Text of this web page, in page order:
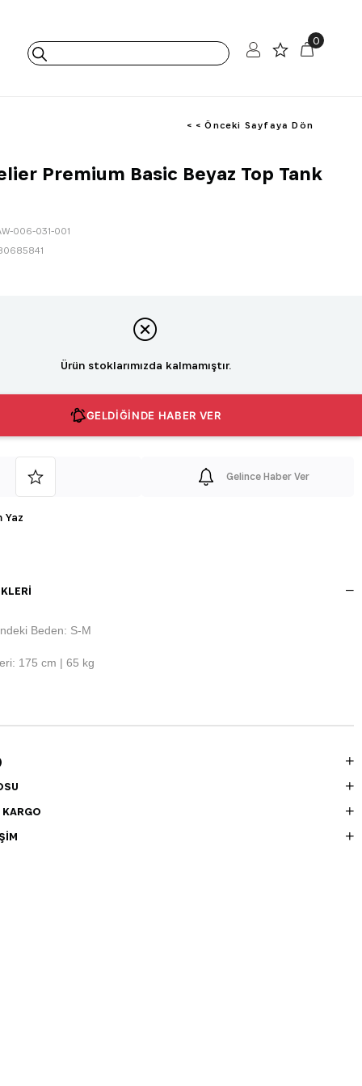
0
< < Önceki Sayfaya Dön
Premium Basic Beyaz Top Tank
006-031-001
Ürün stoklarımızda kalmamıştır.
GELDİĞİNDE HABER VER
Gelince Haber Ver
Yaz
Beden: S-M
175 cm | 65 kg